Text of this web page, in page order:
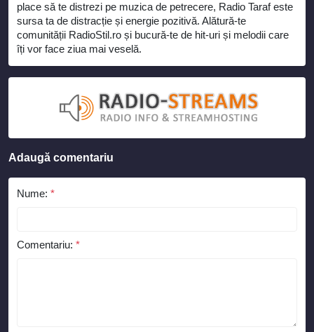
place să te distrezi pe muzica de petrecere, Radio Taraf este
sursa ta de distracție și energie pozitivă. Alătură-te
comunității RadioStil.ro și bucură-te de hit-uri și melodii care
îți vor face ziua mai veselă.
Adaugă comentariu
Nume: *
Comentariu: *